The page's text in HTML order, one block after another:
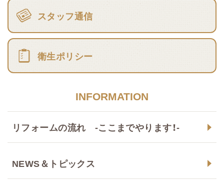
スタッフ通信
衛生ポリシー
INFORMATION
リフォームの流れ -ここまでやります！-
NEWS＆トピックス